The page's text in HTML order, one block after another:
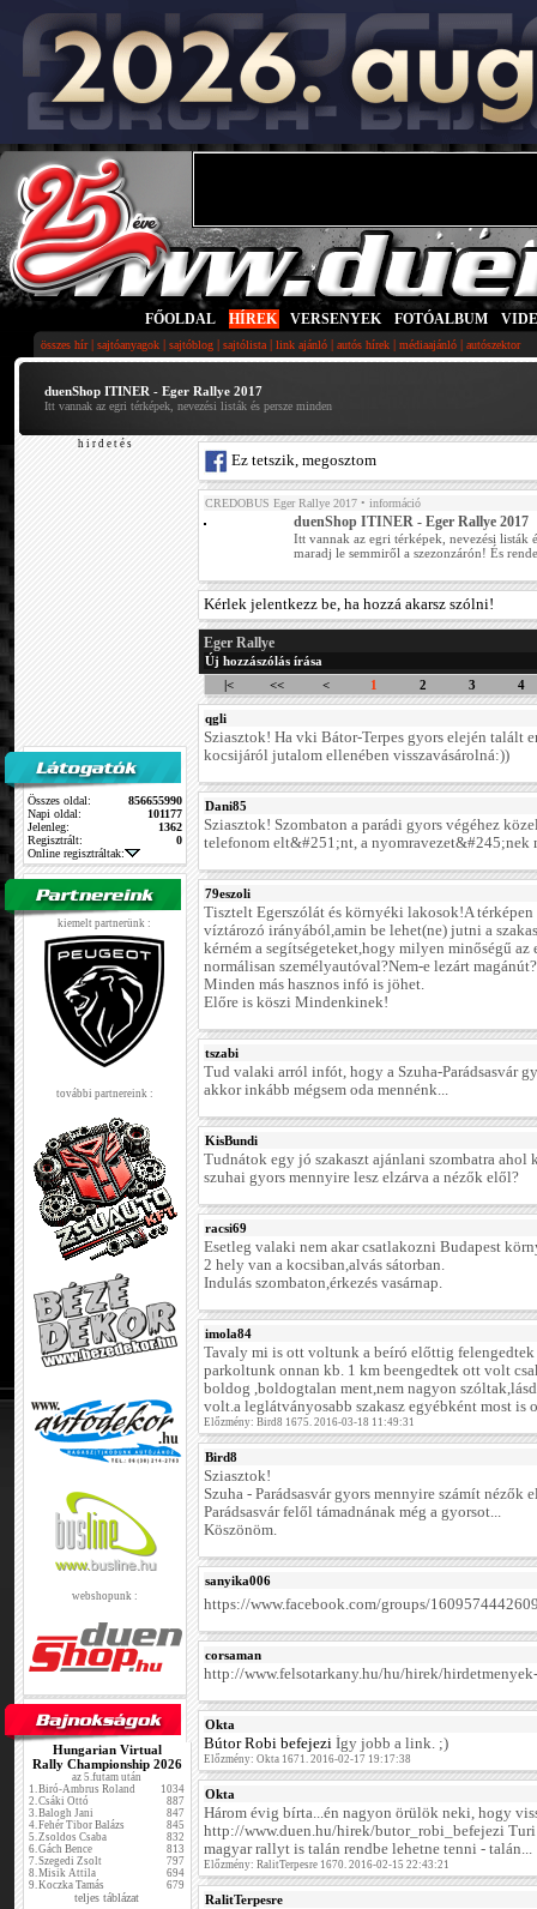
FŐOLDAL HÍREK VERSENYEK FOTÓALBUM
összes hír| sajtóanyagok | sajtóblog | sajtólista | link ajánló | autós hírek | médiaajánló | autószektor
duenShop ITINER - Eger Rallye 2017
Itt vannak az egri térképek, nevezési listák és persze minden
h i r d e t é s
Összes oldal:
856655990
Napi oldal:
101177
Jelenleg:
1362
Regisztrált:
0
Online regisztráltak:
kiemelt partnerünk :
további partnereink :
webshopunk :
Hungarian Virtual
Rally Championship 2026
az 5.futam után
1.Biró-Ambrus Roland
1034
2.Csáki Ottó
887
3.Balogh Jani
847
4.Fehér Tibor Balázs
845
5.Zsoldos Csaba
832
6.Gách Bence
813
7.Szegedi Zsolt
797
8.Misik Attila
694
9.Koczka Tamás 679
teljes táblázat
Ez tetszik, megosztom
CREDOBUS Eger Rallye 2017 • információ
duenShop ITINER - Eger Rallye 2017
Itt vannak az egri térképek, nevezési listák
maradj le semmiről a szezonzárón! És
Kérlek jelentkezz be, ha hozzá akarsz szólni!
Eger Rallye
Új hozzászólás írása
|<
<< < 1 2 3 4
qgli
Sziasztok! Ha vki Bátor-Terpes gyors elején talált
kocsijáról jutalom ellenében visszavásárolná:))
Dani85
Sziasztok! Szombaton a parádi gyors végéhez
telefonom elt&#251;nt, a nyomravezet&#245;nek
79eszoli
Tisztelt Egerszólát és környéki lakosok!A
víztározó irányából,amin be lehet(ne) jutni a
kérném a segítségeteket,hogy milyen minőségű
normálisan személyautóval?Nem-e lezárt
Minden más hasznos infó is jöhet.
Előre is köszi Mindenkinek!
tszabi
Tud valaki arról infót, hogy a Szuha-Parádsasvár
akkor inkább mégsem oda mennénk...
KisBundi
Tudnátok egy jó szakaszt ajánlani szombatra ahol
szuhai gyors mennyire lesz elzárva a nézők elől?
racsi69
Esetleg valaki nem akar csatlakozni Budapest
2 hely van a kocsiban,alvás sátorban.
Indulás szombaton,érkezés vasárnap.
imola84
Tavaly mi is ott voltunk a beíró előttig
parkoltunk onnan kb. 1 km beengedtek ott volt
boldog ,boldogtalan ment,nem nagyon
volt.a leglátványosabb szakasz egyébként most is
Előzmény: Bird8 1675. 2016-03-18 11:49:31
Bird8
Sziasztok!
Szuha - Parádsasvár gyors mennyire számít nézők
Parádsasvár felől támadnának még a gyorsot...
Köszönöm.
sanyika006
https://www.facebook.com/groups/
corsaman
http://www.felsotarkany.hu/hu/hirek/
Okta
Bútor Robi befejezi Így jobb a link. ;)
Előzmény: Okta 1671. 2016-02-17 19:17:38
Okta
Három évig bírta...én nagyon örülök neki, hogy
http://www.duen.hu/hirek/butor_robi_befejezi Turi
magyar rallyt is talán rendbe lehetne tenni - talán...
Előzmény: RalitTerpesre 1670. 2016-02-15 22:43:21
RalitTerpesre